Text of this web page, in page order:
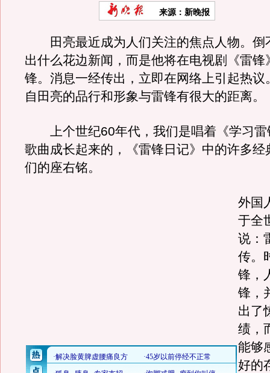
来源：新晚报
田亮最近成为人们关注的焦点人物。倒
出什么花边新闻，而是他将在电视剧《雷锋
锋。消息一经传出，立即在网络上引起热议
自田亮的品行和形象与雷锋有很大的距离。
上个世纪60年代，我们是唱着《学习雷
歌曲成长起来的，《雷锋日记》中的许多经
们的座右铭。
外国
于全
说：
传。
锋，
锋，
出了
绩，
能够
好的